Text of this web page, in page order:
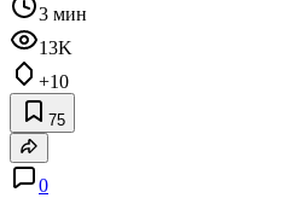
3 мин
13K
+10
75
0